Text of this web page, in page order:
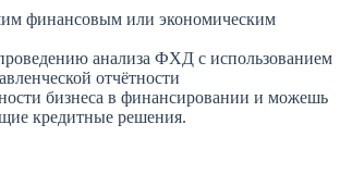
финансовым или экономическим
анализа ФХД с использованием
отчётности
бизнеса в финансировании и можешь
кредитные решения.